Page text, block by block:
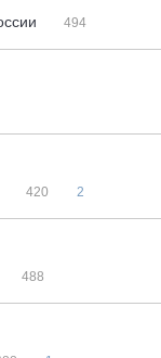
494
420 2
488